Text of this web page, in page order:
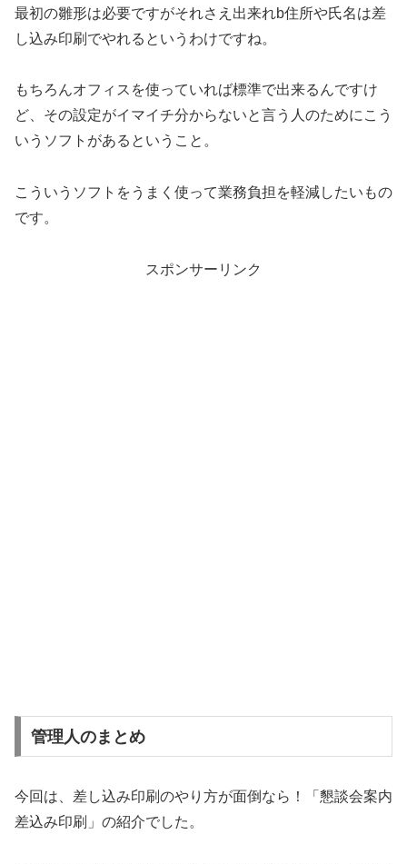
最初の雛形は必要ですがそれさえ出来れb住所や氏名は差
し込み印刷でやれるというわけですね。
もちろんオフィスを使っていれば標準で出来るんですけ
ど、その設定がイマイチ分からないと言う人のためにこう
いうソフトがあるということ。
こういうソフトをうまく使って業務負担を軽減したいもの
です。
スポンサーリンク
管理人のまとめ
今回は、差し込み印刷のやり方が面倒なら！「懇談会案内
差込み印刷」の紹介でした。